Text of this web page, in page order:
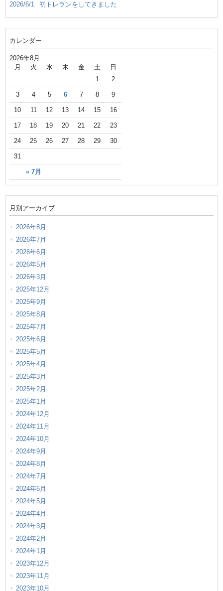
2026/6/1 初トレランをしてきました
カレンダー
2026年8月
月 火 水 木 金 土 日
« 7月
1 2
3 4 5 6 7 8 9
10 11 12 13 14 15 16
17 18 19 20 21 22 23
24 25 26 27 28 29 30
31
月別アーカイブ
2026年8月
2026年7月
2026年6月
2026年5月
2026年3月
2025年12月
2025年9月
2025年8月
2025年7月
2025年6月
2025年5月
2025年4月
2025年3月
2025年2月
2025年1月
2024年12月
2024年11月
2024年10月
2024年9月
2024年8月
2024年7月
2024年6月
2024年5月
2024年4月
2024年3月
2024年2月
2024年1月
2023年12月
2023年11月
2023年10月